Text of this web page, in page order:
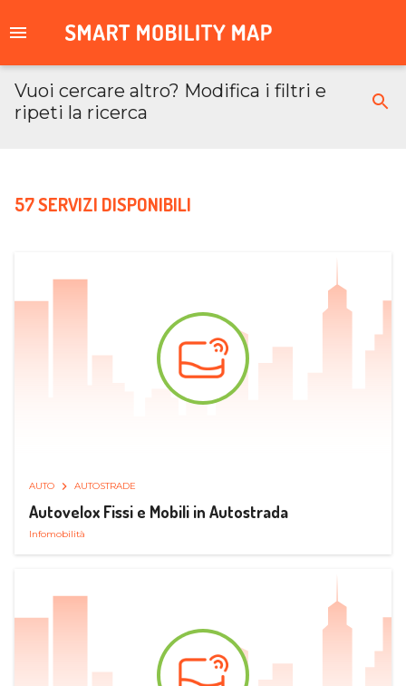
Vuoi cercare altro? Modifica i filtri e
ripeti la ricerca
57 SERVIZI DISPONIBILI
AUTO AUTOSTRADE
Autovelox Fissi e Mobili in Autostrada
Infomobilità